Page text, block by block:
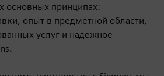
основных принципах:
опыт в предметной области,
услуг и надежное